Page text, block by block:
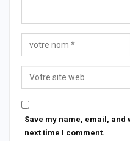
Save my name, email,
next time I comment.